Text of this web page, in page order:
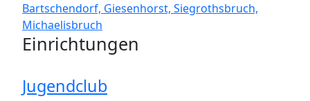
Bartschendorf, Giesenhorst, Siegrothsbruch,
Michaelisbruch
Einrichtungen
Jugendclub